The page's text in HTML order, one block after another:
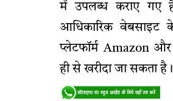
में उपलब्ध कराए गए
आधिकारिक वेबसाइट
प्लेटफॉर्म Amazon
ही से खरीदा जा सकता है।